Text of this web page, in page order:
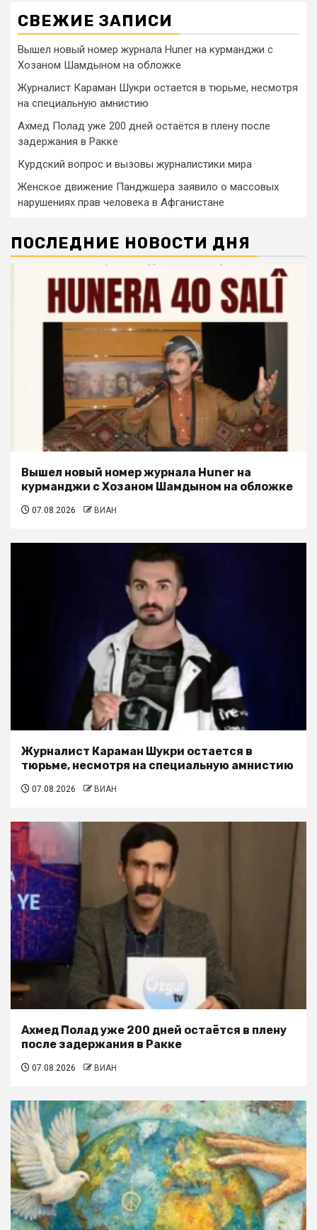
СВЕЖИЕ ЗАПИСИ
Вышел новый номер журнала Huner на курманджи с
Хозаном Шамдыном на обложке
Журналист Караман Шукри остается в тюрьме, несмотря
на специальную амнистию
Ахмед Полад уже 200 дней остаётся в плену после
задержания в Ракке
Курдский вопрос и вызовы журналистики мира
Женское движение Панджшера заявило о массовых
нарушениях прав человека в Афганистане
ПОСЛЕДНИЕ НОВОСТИ ДНЯ
Вышел новый номер журнала Huner на
курманджи с Хозаном Шамдыном на обложке
07.08.2026 ВИАН
Журналист Караман Шукри остается в
тюрьме, несмотря на специальную амнистию
07.08.2026 ВИАН
Ахмед Полад уже 200 дней остаётся в плену
после задержания в Ракке
07.08.2026 ВИАН